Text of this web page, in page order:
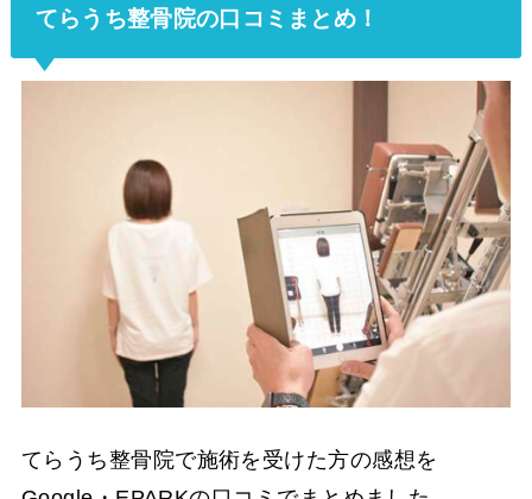
てらうち整骨院の口コミまとめ！
てらうち整骨院で施術を受けた方の感想を